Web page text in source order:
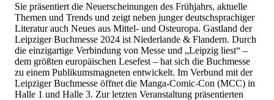
Sie präsentiert die Neuerscheinungen des Frühjahrs, aktuelle
Themen und Trends und zeigt neben junger deutschsprachiger
Literatur auch Neues aus Mittel- und Osteuropa. Gastland der
Leipziger Buchmesse 2024 ist Niederlande & Flandern. Durch
die einzigartige Verbindung von Messe und „Leipzig liest“ –
dem größten europäischen Lesefest – hat sich die Buchmesse
zu einem Publikumsmagneten entwickelt. Im Verbund mit der
Leipziger Buchmesse öffnet die Manga-Comic-Con (MCC) in
Halle 1 und Halle 3. Zur letzten Veranstaltung präsentierten